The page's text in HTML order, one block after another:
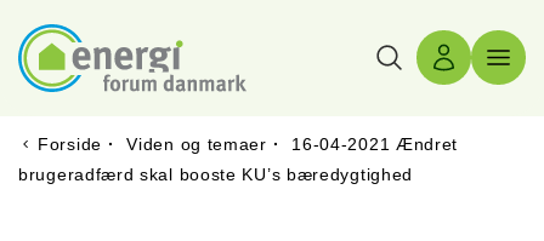
Søg Log ind
Forside · Viden og temaer ·
16-04-2021 Ændret
brugeradfærd skal booste KU’s bæredygtighed